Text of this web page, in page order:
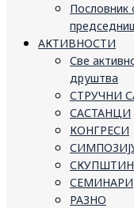
Пословник
АКТИВНОСТИ
Све
друштва
СТРУЧНИ
САСТАНЦИ
КОНГРЕСИ
СЕМИНАРИ
РАЗНО